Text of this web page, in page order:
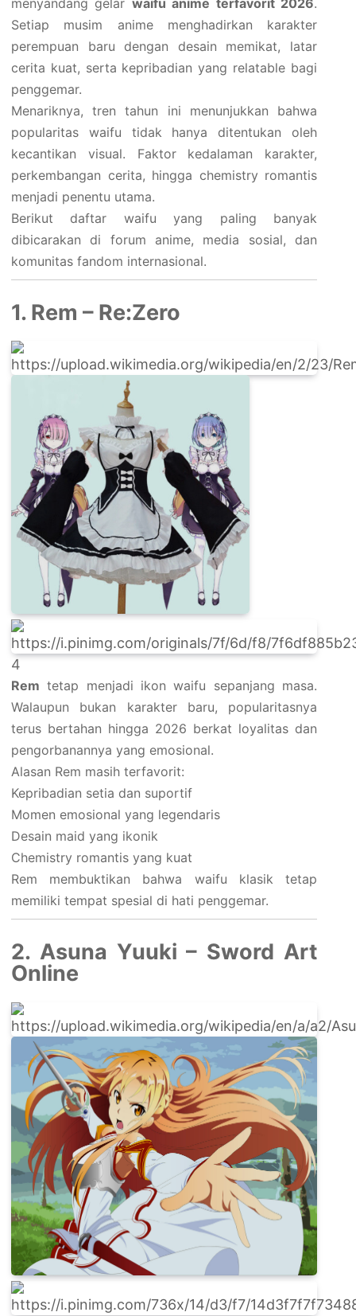
menyandang gelar waifu anime terfavorit 2026.
Setiap musim anime menghadirkan karakter
perempuan baru dengan desain memikat, latar
cerita kuat, serta kepribadian yang relatable bagi
penggemar.
Menariknya, tren tahun ini menunjukkan bahwa
popularitas waifu tidak hanya ditentukan oleh
kecantikan visual. Faktor kedalaman karakter,
perkembangan cerita, hingga chemistry romantis
menjadi penentu utama.
Berikut daftar waifu yang paling banyak
dibicarakan di forum anime, media sosial, dan
komunitas fandom internasional.
1. Rem – Re:Zero
4
Rem tetap menjadi ikon waifu sepanjang masa.
Walaupun bukan karakter baru, popularitasnya
terus bertahan hingga 2026 berkat loyalitas dan
pengorbanannya yang emosional.
Alasan Rem masih terfavorit:
Kepribadian setia dan suportif
Momen emosional yang legendaris
Desain maid yang ikonik
Chemistry romantis yang kuat
Rem membuktikan bahwa waifu klasik tetap
memiliki tempat spesial di hati penggemar.
2. Asuna Yuuki – Sword Art
Online